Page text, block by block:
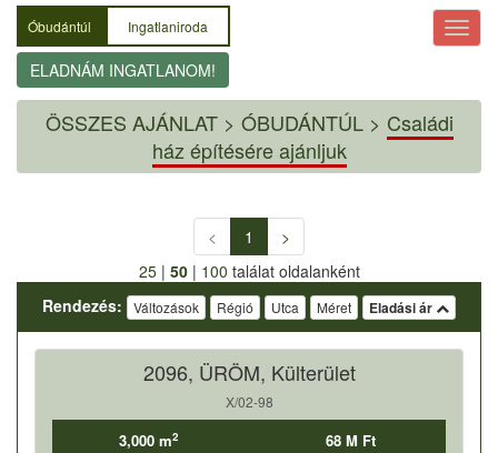
Óbudántúl Ingatlaniroda
ELADNÁM INGATLANOM!
ÖSSZES AJÁNLAT> ÓBUDÁNTÚL > Családi
ház építésére ajánljuk
< 1
>
25| 50| 100 találat oldalanként
Rendezés:
Változások Régió Utca Méret Eladási ár
2096, ÜRÖM, Külterület
X/02-98
3,000 m2 68 M Ft